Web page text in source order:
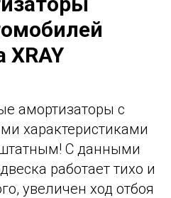
XRAY
амортизаторы с
характеристиками
С данными
работает тихо и
увеличен ход отбоя